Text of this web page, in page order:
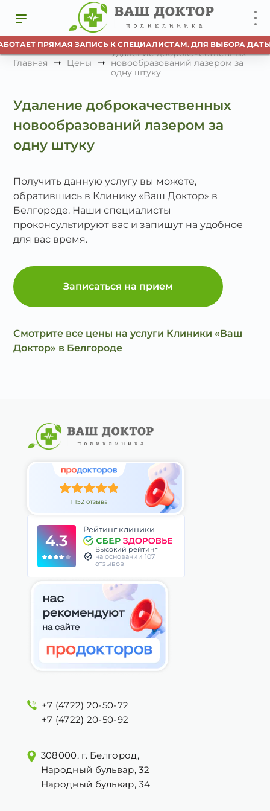
ПРЯМАЯ ЗАПИСЬ К СПЕЦИАЛИСТАМ. ДЛЯ ВЫБОРА
Главная Цены
Удаление доброкачественных
новообразований лазером за
одну штуку
Удаление доброкачественных
новообразований лазером за
одну штуку
Получить данную услугу вы можете,
обратившись в Клинику «Ваш Доктор» в
Белгороде. Наши специалисты
проконсультируют вас и запишут на удобное
для вас время.
Записаться на прием
Смотрите все цены на услуги Клиники «Ваш
Доктор» в Белгороде
1 152 отзыва
4.3
Рейтинг клиники
Высокий рейтинг
на основании 107
отзывов
+7 (4722) 20-50-72
+7 (4722) 20-50-92
308000, г. Белгород,
Народный бульвар, 32
Народный бульвар, 34